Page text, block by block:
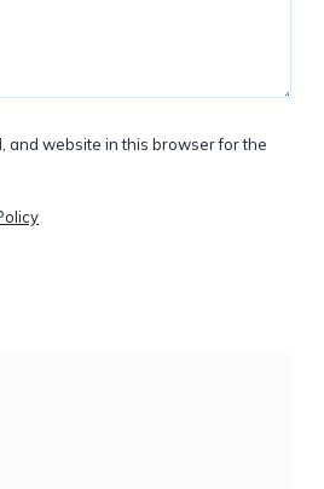
and website in this browser for the